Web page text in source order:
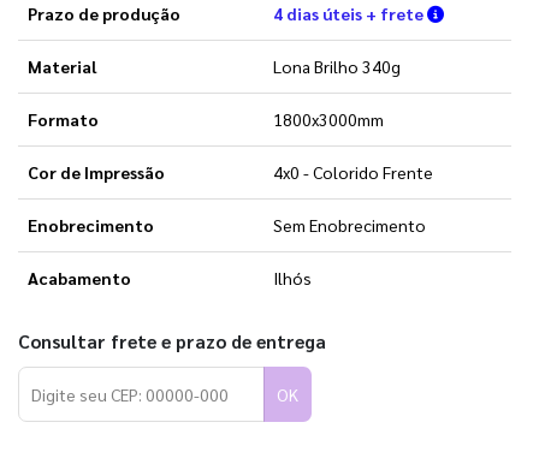
Prazo de produção 4 dias úteis + frete Verifique
Material Lona Brilho 340g
Formato 1800x3000mm
Cor de Impressão 4x0 - Colorido Frente
Enobrecimento Sem Enobrecimento
Acabamento Ilhós
Consultar frete e prazo de entrega
OK